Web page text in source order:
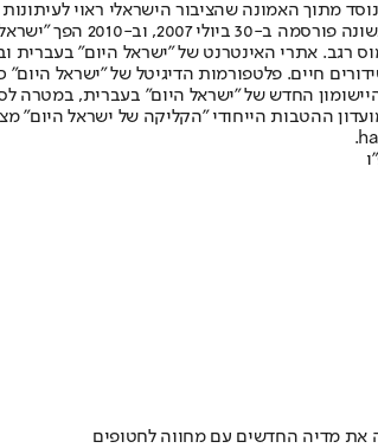
מתוך האמונה שהציבור הישראלי ראוי
תשלום. המהדורה
חיים. פלטפורמות הדיגיטל של "ישראל
והיישומון החדש של "ישראל היום" בעברית,
ההטבות הייחודי "הקליקה של ישראל היום"
מדיה החדשים עם מחווה לחטופים